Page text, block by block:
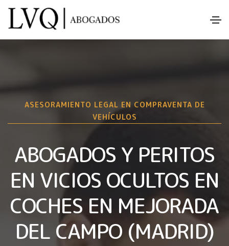
ASESORAMIENTO LEGAL EN COMPRAVENTA DE
VEHÍCULOS
ABOGADOS Y PERITOS
EN VICIOS OCULTOS EN
COCHES EN MEJORADA
DEL CAMPO (MADRID)